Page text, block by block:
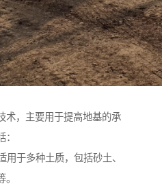
术，主要用于提高地基的承
用于多种土质，包括砂土、